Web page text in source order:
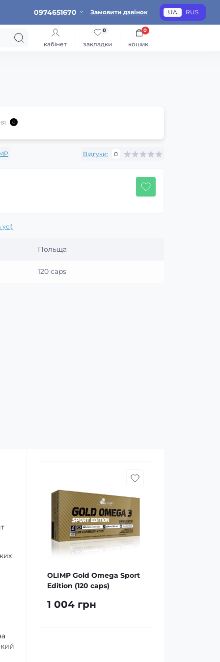
0974651670 Замовити дзвінок UA RUS
кабінет закладки
0
кошик
0
0
Відгуки: 0
Польща
120 caps
OLIMP Gold Omega Sport
Edition (120 caps)
1 004 грн